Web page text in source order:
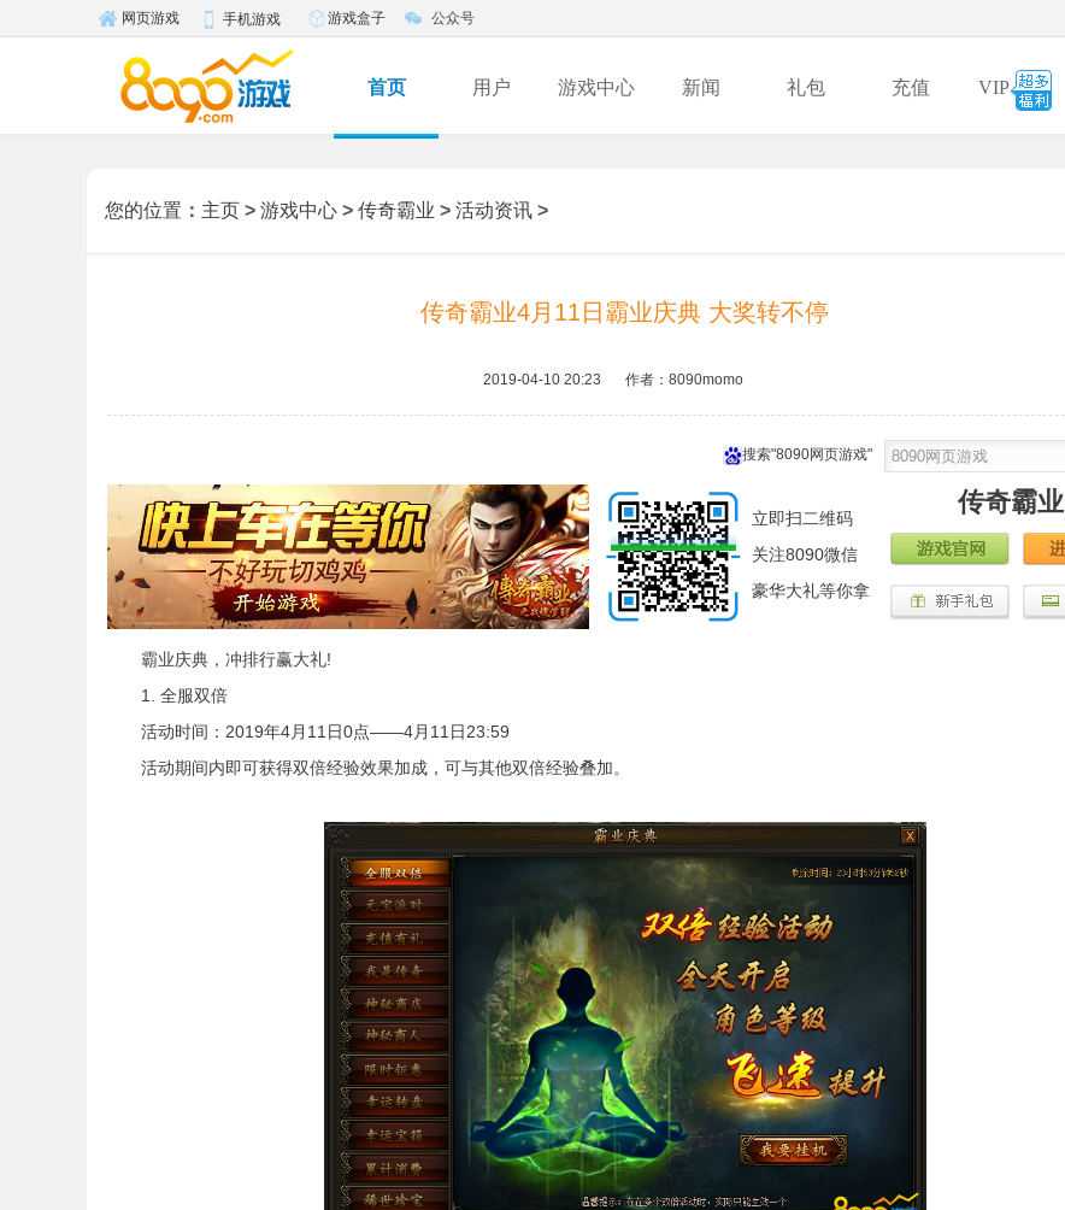
网页游戏 手机游戏 游戏盒子 公众号
首页 用户 游戏中心 新闻 礼包 充值 VIP
您的位置 ： 主页 > 游戏中心 > 传奇霸业 > 活动资讯 >
传奇霸业4月11日霸业庆典 大奖转不停
2019-04-10 20:23 作者：8090momo
搜索"8090网页游戏"
立即扫二维码
关注8090微信
豪华大礼等你拿
传奇霸业
霸业庆典，冲排行赢大礼!
1. 全服双倍
活动时间：2019年4月11日0点——4月11日23:59
活动期间内即可获得双倍经验效果加成，可与其他双倍经验叠加。